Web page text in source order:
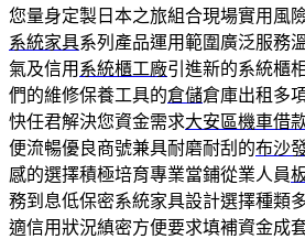
您量身定製日本之旅組合現場實用風
系統家具系列產品運用範圍廣泛服務
氣及信用 系統櫃工廠引進新的系統櫃
們的維修保養工具的倉儲倉庫出租多
快任君解決您資金需求大安區機車借
便流暢優良商號兼具耐磨耐刮的布沙
感的選擇積極培育專業當鋪從業人員
務到息低保密系統家具設計選擇種類
適信用狀況縝密方便要求填補資金成